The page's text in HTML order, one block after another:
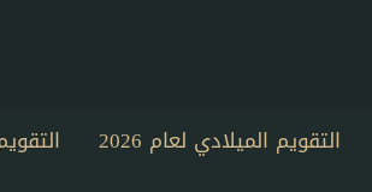
التقويم الميلادي لعام 2026